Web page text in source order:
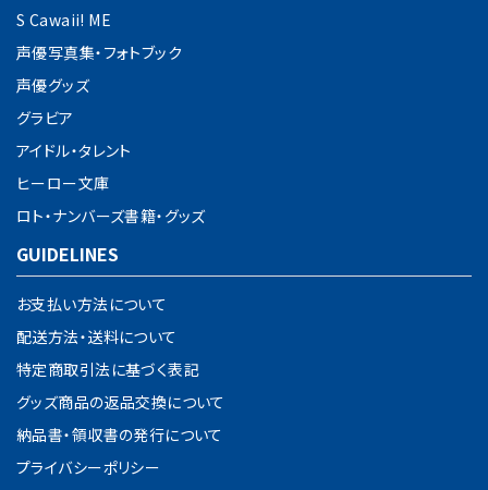
S Cawaii! ME
声優写真集・フォトブック
声優グッズ
グラビア
アイドル・タレント
ヒーロー文庫
ロト・ナンバーズ書籍・グッズ
GUIDELINES
お支払い方法について
配送方法・送料について
特定商取引法に基づく表記
グッズ商品の返品交換について
納品書・領収書の発行について
プライバシーポリシー